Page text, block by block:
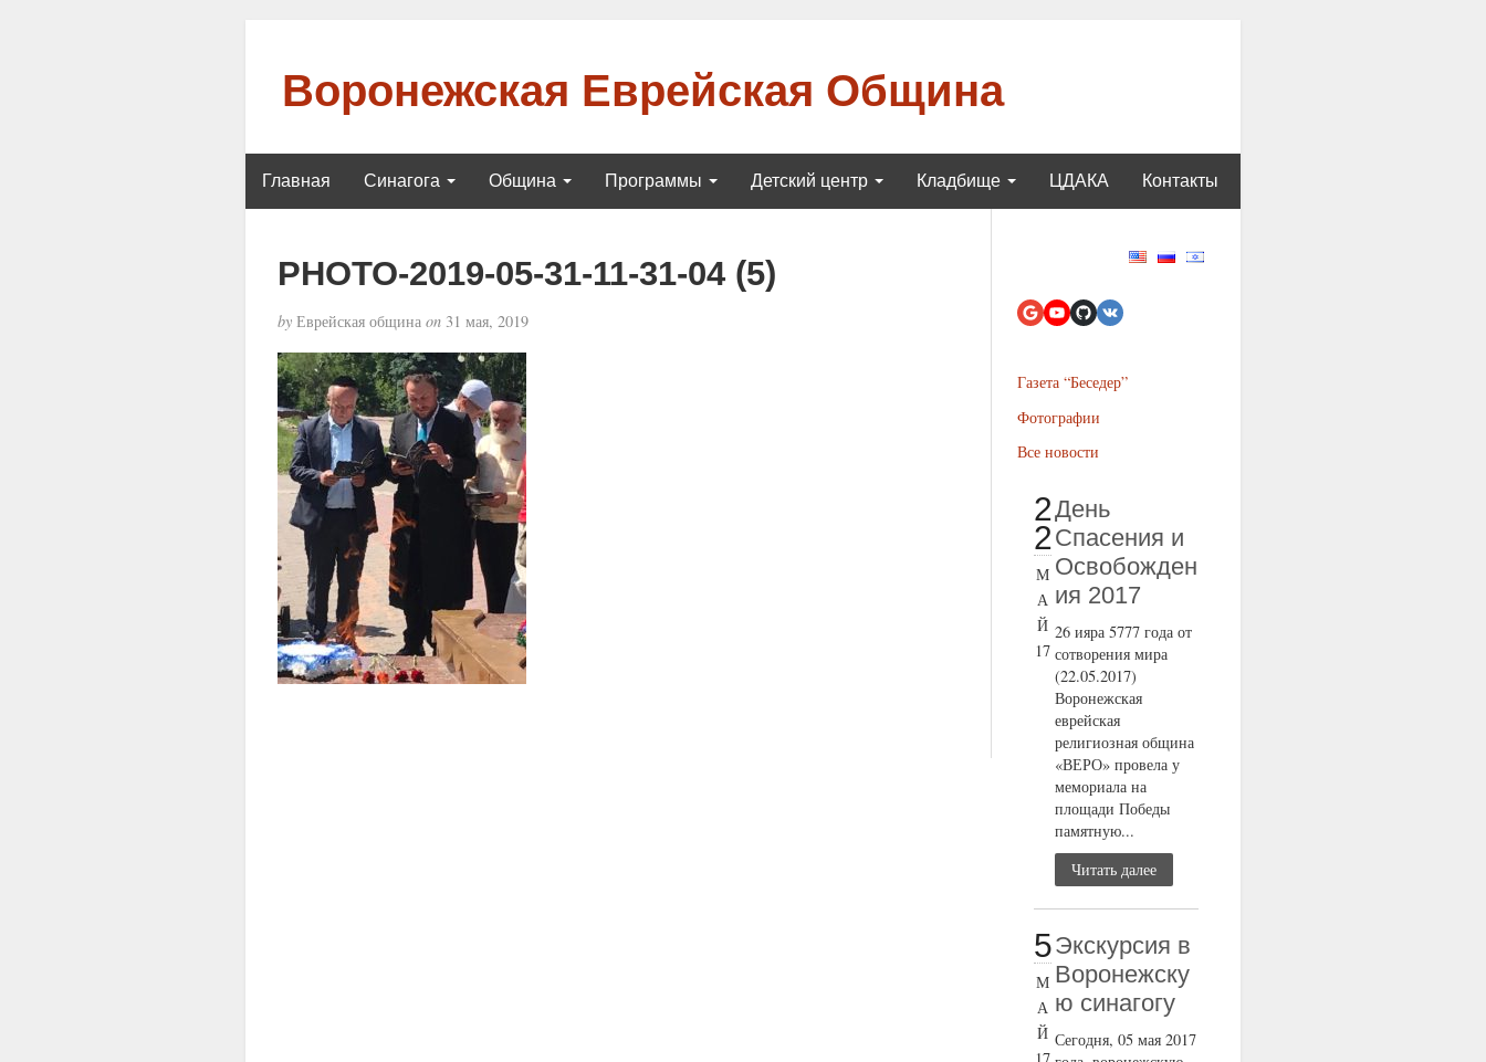
Воронежская Еврейская Община
Главная Синагога Община Программы Детский центр Кладбище ЦДАКА Контакты
PHOTO-2019-05-31-11-31-04 (5)
byЕврейская община on31 мая, 2019
Газета “Беседер”
Фотографии
Все новости
2
2
М
А
Й
17
День
Спасения и
Освобожден
ия 2017
26 ияра 5777 года от
сотворения мира
(22.05.2017)
Воронежская
еврейская
религиозная община
«ВЕРО» провела у
мемориала на
площади Победы
памятную...
Читать далее
5
М
А
Й
Экскурсия в
Воронежску
ю синагогу
Сегодня, 05 мая 2017